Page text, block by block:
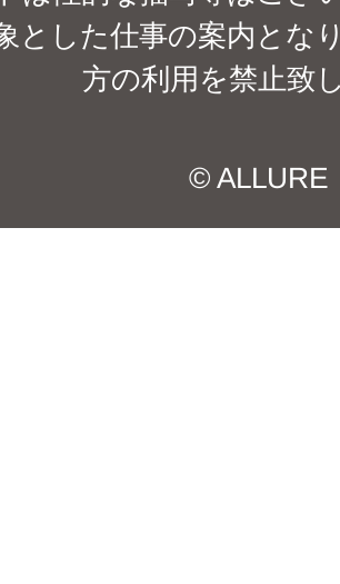
とした仕事の案内とな
方の利用を禁止致
© ALLURE